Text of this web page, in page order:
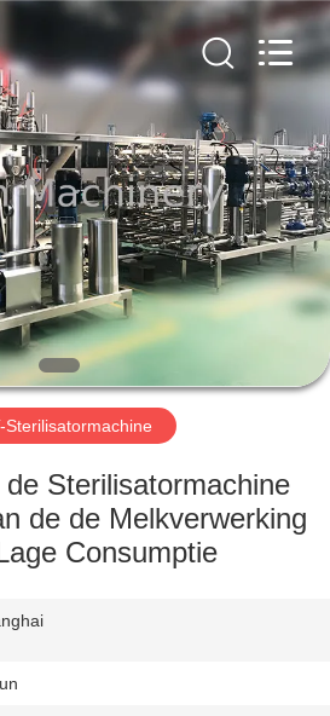
Sterilisatormachine
Sterilisatormachine
de de Melkverwerking
Consumptie